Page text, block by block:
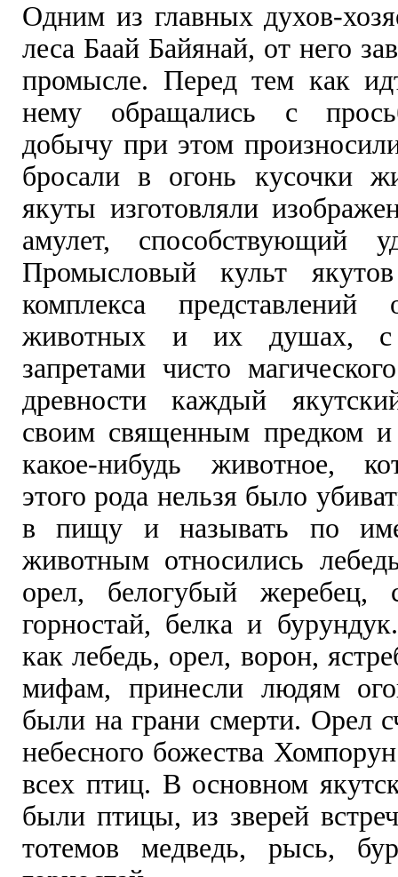
Одним из главных духов-
леса Баай Байянай, от него
промысле. Перед тем как
нему обращались с
добычу при этом
бросали в огонь кусочки
якуты изготовляли
амулет, способствующий
Промысловый культ
комплекса
животных и их душах, с
запретами чисто
древности каждый
своим священным предком и
какое-нибудь животное,
этого рода нельзя было
в пищу и называть по
животным относились
орел, белогубый жеребец,
горностай, белка и
как лебедь, орел, ворон,
мифам, принесли людям
были на грани смерти. Орел
небесного божества
всех птиц. В основном
были птицы, из зверей
тотемов медведь, рысь,